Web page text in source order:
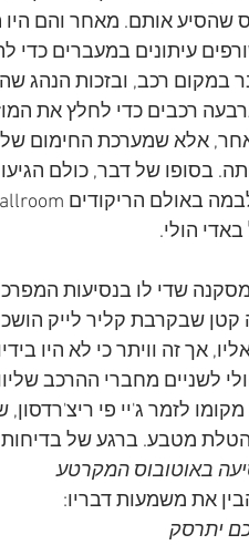
שהסיע אותם. מאחר והם
עיתונים במעברים כדי
רכב, ובזכות הנהג
רכבים כדי לחלץ את
אלא שמערכת החימום
בסופו של דבר, כולם
הולי.
שדי לו בנסיעות
שבקרבת קליר לייק
לשניים מחברי ההרכב
מקומו לזמר ג'יי פי
מטבע. ברגע של
באוטובוס המקרטע
את משמעות דבריו:
יתרסק